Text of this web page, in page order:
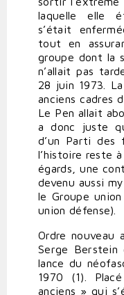
laquelle elle
s’était
tout en
groupe dont la
n’allait pas
28 juin 1973.
anciens cadres
Le Pen allait
a donc juste
d’un Parti des
l’histoire reste
égards, une
devenu aussi
le Groupe
union défense).
Ordre nouveau
Serge
lance du
1970 (1).
anciens » qui